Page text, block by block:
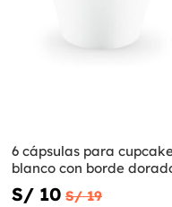
6 cápsulas para
blanco con borde
First Communion
S/ 10 S/ 19